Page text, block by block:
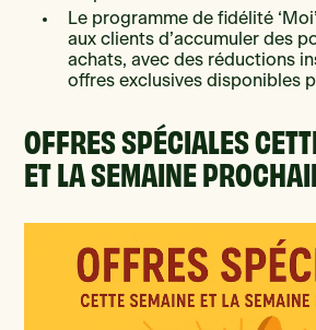
Le programme de fidélité
aux clients d’accumuler des
achats, avec des réductions
offres exclusives disponibles
OFFRES SPÉCIALES
ET LA SEMAINE